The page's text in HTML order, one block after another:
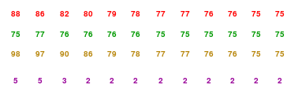
88 86 82 80 79 78 77 77 76 76 75 75
75 77 76 76 76 76 75 75 75 75 75 75
98 97 90 86 79 78 77 77 76 76 75 75
5 5 3 2 2 2 2 2 2 2 2 2